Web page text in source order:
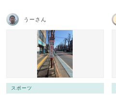
うーさん
スポーツ